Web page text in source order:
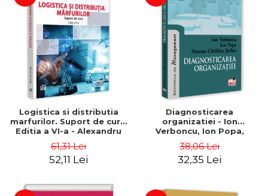
Logistica si distributia
marfurilor. Suport de curs.
Editia a VI-a - Alexandru
61,31 Lei
52,11 Lei
Diagnosticarea
organizatiei - Ion
Verboncu, Ion Popa,
38,06 Lei
32,35 Lei